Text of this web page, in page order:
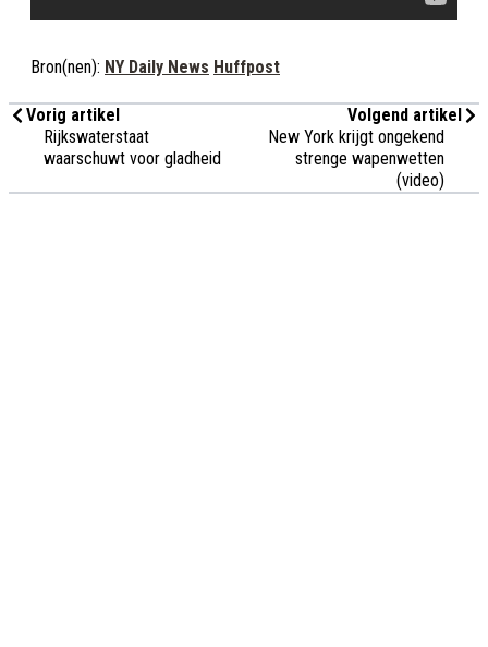
Bron(nen): NY Daily News Huffpost
Vorig artikel
Rijkswaterstaat
waarschuwt voor gladheid
Volgend artikel
New York krijgt ongekend
strenge wapenwetten
(video)